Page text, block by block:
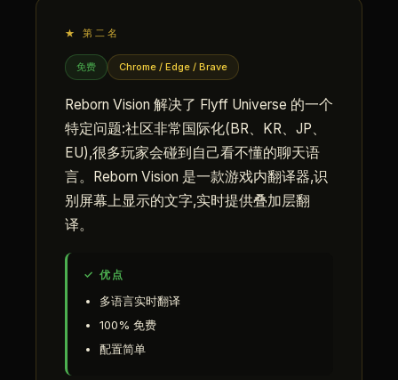
★ 第二名
免费 Chrome / Edge / Brave
Reborn Vision 解决了 Flyff Universe 的一个
特定问题:社区非常国际化(BR、KR、JP、
EU),很多玩家会碰到自己看不懂的聊天语
言。Reborn Vision 是一款游戏内翻译器,识
别屏幕上显示的文字,实时提供叠加层翻
译。
✓ 优点
多语言实时翻译
100% 免费
配置简单